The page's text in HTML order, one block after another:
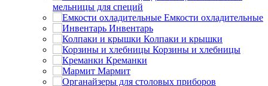
мельницы для специй
Емкости охладительные
Инвентарь
Колпаки и крышки
Корзины и хлебницы
Креманки
Мармит